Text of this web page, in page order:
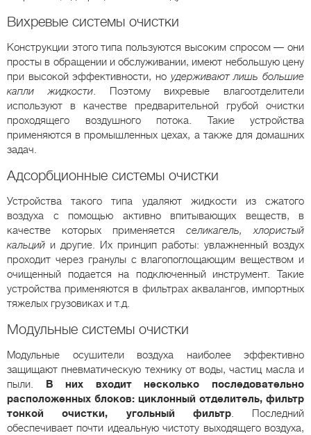
Вихревые системы очистки
Конструкции этого типа пользуются высоким спросом — они
просты в обращении и обслуживании, имеют небольшую цену
при высокой эффективности, но удерживают лишь большие
капли жидкости. Поэтому вихревые влагоотделители
используют в качестве предварительной грубой очистки
проходящего воздушного потока. Такие устройства
применяются в промышленных цехах, а также для домашних
задач.
Адсорбционные системы очистки
Устройства такого типа удаляют жидкости из сжатого
воздуха с помощью активно впитывающих веществ, в
качестве которых применяется селикагель, хлористый
кальций и другие. Их принцип работы: увлажненный воздух
проходит через гранулы с влагопоглощающим веществом и
очищенный подается на подключенный инструмент. Такие
устройства применяются в фильтрах аквалангов, импортных
тяжелых грузовиках и т.д.
Модульные системы очистки
Модульные осушители воздуха наиболее эффективно
защищают пневматическую технику от воды, частиц масла и
пыли. В них входит несколько последовательно
расположенных блоков: циклонный отделитель, фильтр
тонкой очистки, угольный фильтр. Последний
обеспечивает почти идеальную чистоту выходящего воздуха,